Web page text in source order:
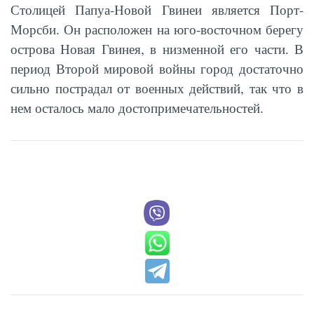
Столицей Папуа-Новой Гвинеи является Порт-
Морсби. Он расположен на юго-восточном берегу
острова Новая Гвинея, в низменной его части. В
период Второй мировой войны город достаточно
сильно пострадал от военных действий, так что в
нем осталось мало достопримечательностей.